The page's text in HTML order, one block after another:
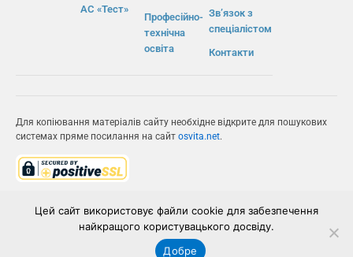
АС «Тест»
Професійно-
технічна
освіта
Зв’язок з
спеціалістом
Контакти
Для копіювання матеріалів сайту необхідне відкрите для пошукових
системах пряме посилання на сайт osvita.net.
ІВС «ОСВІТА»
Цей сайт використовує файли cookie для забезпечення
найкращого користувацького досвіду.
Добре